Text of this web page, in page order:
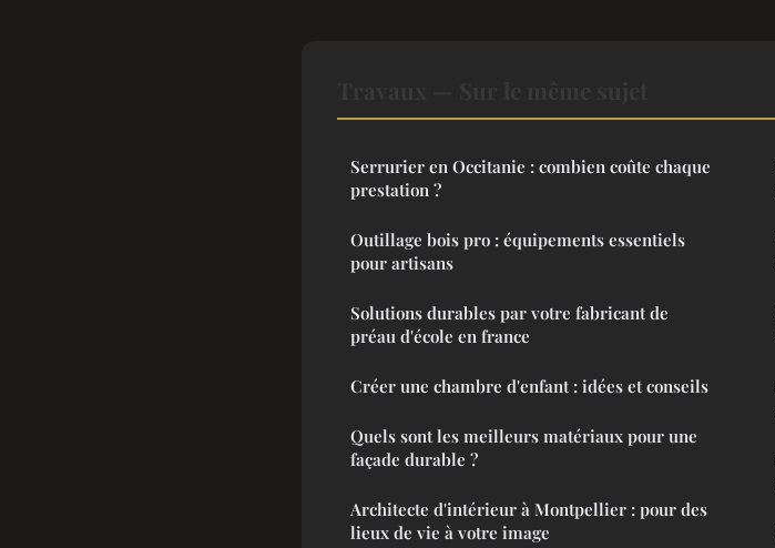
Serrurier en Occitanie : combien coûte chaque
prestation ?
Outillage bois pro : équipements essentiels
pour artisans
Solutions durables par votre fabricant de
préau d'école en france
Créer une chambre d'enfant : idées et conseils
Quels sont les meilleurs matériaux pour une
façade durable ?
Architecte d'intérieur à Montpellier : pour des
lieux de vie à votre image